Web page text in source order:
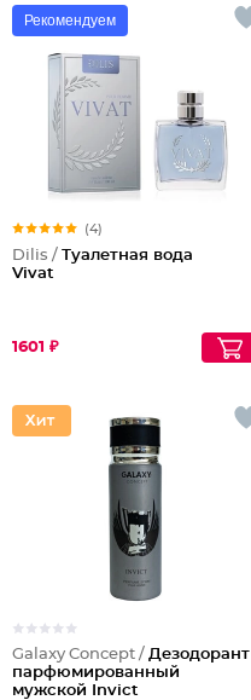
Рекомендуем
(4)
Dilis / Туалетная вода
Vivat
1601 ₽
Galaxy Concept / Дезодорант
парфюмированный
мужской Invict